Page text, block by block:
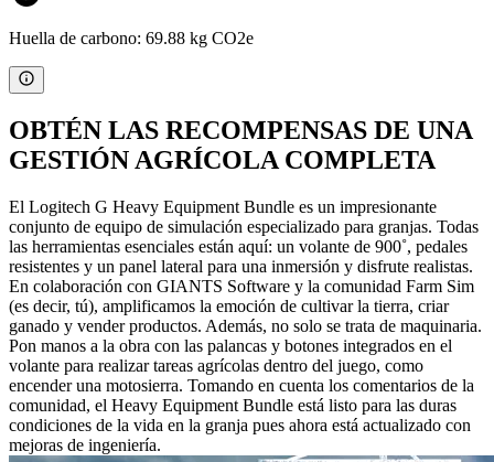
Huella de carbono: 69.88 kg CO2e
OBTÉN LAS RECOMPENSAS DE UNA
GESTIÓN AGRÍCOLA COMPLETA
El Logitech G Heavy Equipment Bundle es un impresionante
conjunto de equipo de simulación especializado para granjas. Todas
las herramientas esenciales están aquí: un volante de 900˚, pedales
resistentes y un panel lateral para una inmersión y disfrute realistas.
En colaboración con GIANTS Software y la comunidad Farm Sim
(es decir, tú), amplificamos la emoción de cultivar la tierra, criar
ganado y vender productos. Además, no solo se trata de maquinaria.
Pon manos a la obra con las palancas y botones integrados en el
volante para realizar tareas agrícolas dentro del juego, como
encender una motosierra. Tomando en cuenta los comentarios de la
comunidad, el Heavy Equipment Bundle está listo para las duras
condiciones de la vida en la granja pues ahora está actualizado con
mejoras de ingeniería.